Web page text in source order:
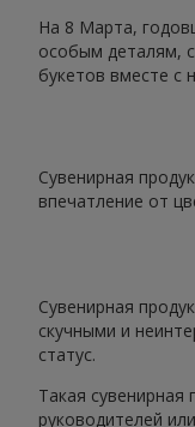
На 8 Марта,
особым деталям,
букетов вместе с
Сувенирная
впечатление от
Сувенирная
скучными и
статус.
Такая
руководителей